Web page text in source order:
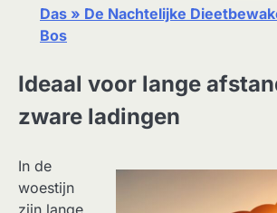
Das » De Nachtelijke
Bos
Ideaal voor lange
zware ladingen
In de
woestijn